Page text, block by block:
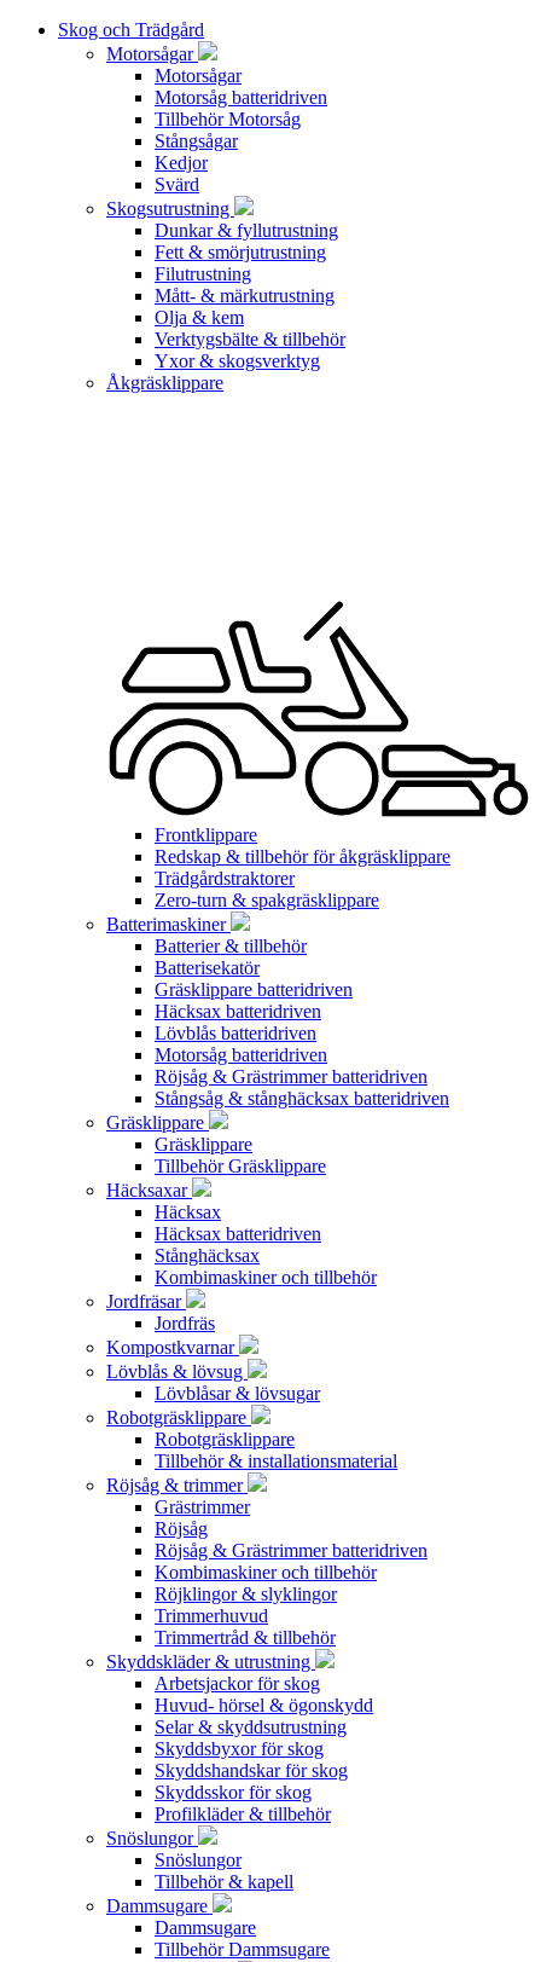
Skog och Trädgård
Motorsågar
Motorsågar
Motorsåg batteridriven
Tillbehör Motorsåg
Stångsågar
Kedjor
Svärd
Skogsutrustning
Dunkar & fyllutrustning
Fett & smörjutrustning
Filutrustning
Mått- & märkutrustning
Olja & kem
Verktygsbälte & tillbehör
Yxor & skogsverktyg
Åkgräsklippare
Frontklippare
Redskap & tillbehör för åkgräsklippare
Trädgårdstraktorer
Zero-turn & spakgräsklippare
Batterimaskiner
Batterier & tillbehör
Batterisekatör
Gräsklippare batteridriven
Häcksax batteridriven
Lövblås batteridriven
Motorsåg batteridriven
Röjsåg & Grästrimmer batteridriven
Stångsåg & stånghäcksax batteridriven
Gräsklippare
Gräsklippare
Tillbehör Gräsklippare
Häcksaxar
Häcksax
Häcksax batteridriven
Stånghäcksax
Kombimaskiner och tillbehör
Jordfräsar
Jordfräs
Kompostkvarnar
Lövblås & lövsug
Lövblåsar & lövsugar
Robotgräsklippare
Robotgräsklippare
Tillbehör & installationsmaterial
Röjsåg & trimmer
Grästrimmer
Röjsåg
Röjsåg & Grästrimmer batteridriven
Kombimaskiner och tillbehör
Röjklingor & slyklingor
Trimmerhuvud
Trimmertråd & tillbehör
Skyddskläder & utrustning
Arbetsjackor för skog
Huvud- hörsel & ögonskydd
Selar & skyddsutrustning
Skyddsbyxor för skog
Skyddshandskar för skog
Skyddsskor för skog
Profilkläder & tillbehör
Snöslungor
Snöslungor
Tillbehör & kapell
Dammsugare
Dammsugare
Tillbehör Dammsugare